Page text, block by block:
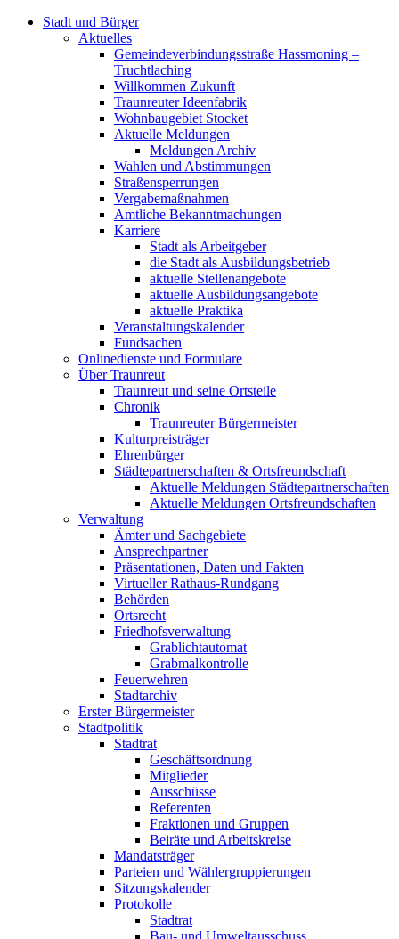
Stadt und Bürger
Aktuelles
Gemeindeverbindungsstraße Hassmoning –
Truchtlaching
Willkommen Zukunft
Traunreuter Ideenfabrik
Wohnbaugebiet Stocket
Aktuelle Meldungen
Meldungen Archiv
Wahlen und Abstimmungen
Straßensperrungen
Vergabemaßnahmen
Amtliche Bekanntmachungen
Karriere
Stadt als Arbeitgeber
die Stadt als Ausbildungsbetrieb
aktuelle Stellenangebote
aktuelle Ausbildungsangebote
aktuelle Praktika
Veranstaltungskalender
Fundsachen
Onlinedienste und Formulare
Über Traunreut
Traunreut und seine Ortsteile
Chronik
Traunreuter Bürgermeister
Kulturpreisträger
Ehrenbürger
Städtepartnerschaften & Ortsfreundschaft
Aktuelle Meldungen Städtepartnerschaften
Aktuelle Meldungen Ortsfreundschaften
Verwaltung
Ämter und Sachgebiete
Ansprechpartner
Präsentationen, Daten und Fakten
Virtueller Rathaus-Rundgang
Behörden
Ortsrecht
Friedhofsverwaltung
Grablichtautomat
Grabmalkontrolle
Feuerwehren
Stadtarchiv
Erster Bürgermeister
Stadtpolitik
Stadtrat
Geschäftsordnung
Mitglieder
Ausschüsse
Referenten
Fraktionen und Gruppen
Beiräte und Arbeitskreise
Mandatsträger
Parteien und Wählergruppierungen
Sitzungskalender
Protokolle
Stadtrat
Bau- und Umweltausschuss